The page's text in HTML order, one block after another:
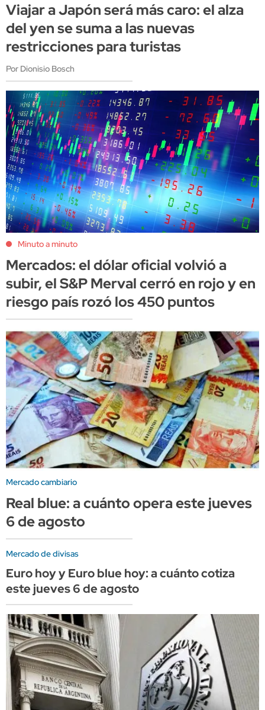
Viajar a Japón será más caro: el alza
del yen se suma a las nuevas
restricciones para turistas
Por Dionisio Bosch
Minuto a minuto
Mercados: el dólar oficial volvió a
subir, el S&P Merval cerró en rojo y en
riesgo país rozó los 450 puntos
Mercado cambiario
Real blue: a cuánto opera este jueves
6 de agosto
Mercado de divisas
Euro hoy y Euro blue hoy: a cuánto cotiza
este jueves 6 de agosto